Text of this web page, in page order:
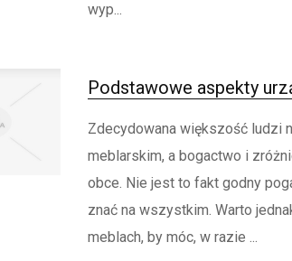
wyp...
Podstawowe aspekty
Zdecydowana większość ludzi
meblarskim, a bogactwo i
obce. Nie jest to fakt godny
znać na wszystkim. Warto
meblach, by móc, w razie ...